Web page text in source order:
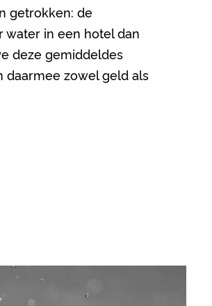
getrokken: de
in een hotel dan
deze gemiddeldes
daarmee zowel geld als